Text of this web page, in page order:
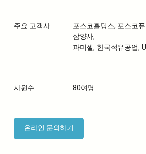
주요 고객사
포스코홀딩스, 포스코
삼양사,
파미셀, 한국석유공업,
사원수 80여명
온라인 문의하기